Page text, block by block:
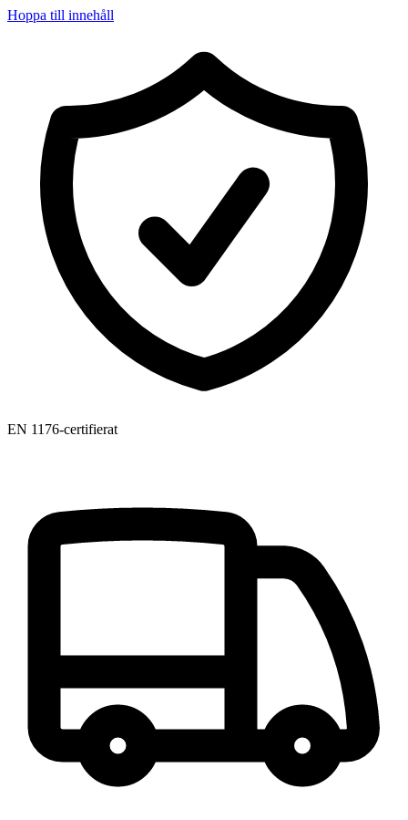
Hoppa till innehåll
EN 1176-certifierat